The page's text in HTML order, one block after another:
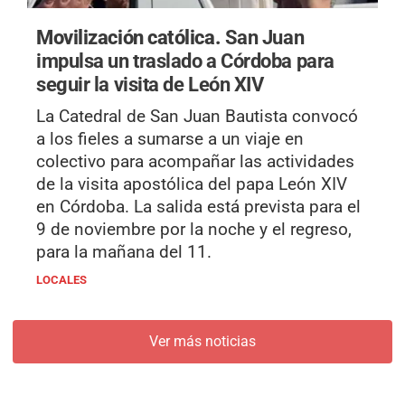
Movilización católica. San Juan
impulsa un traslado a Córdoba para
seguir la visita de León XIV
La Catedral de San Juan Bautista convocó
a los fieles a sumarse a un viaje en
colectivo para acompañar las actividades
de la visita apostólica del papa León XIV
en Córdoba. La salida está prevista para el
9 de noviembre por la noche y el regreso,
para la mañana del 11.
LOCALES
Ver más noticias